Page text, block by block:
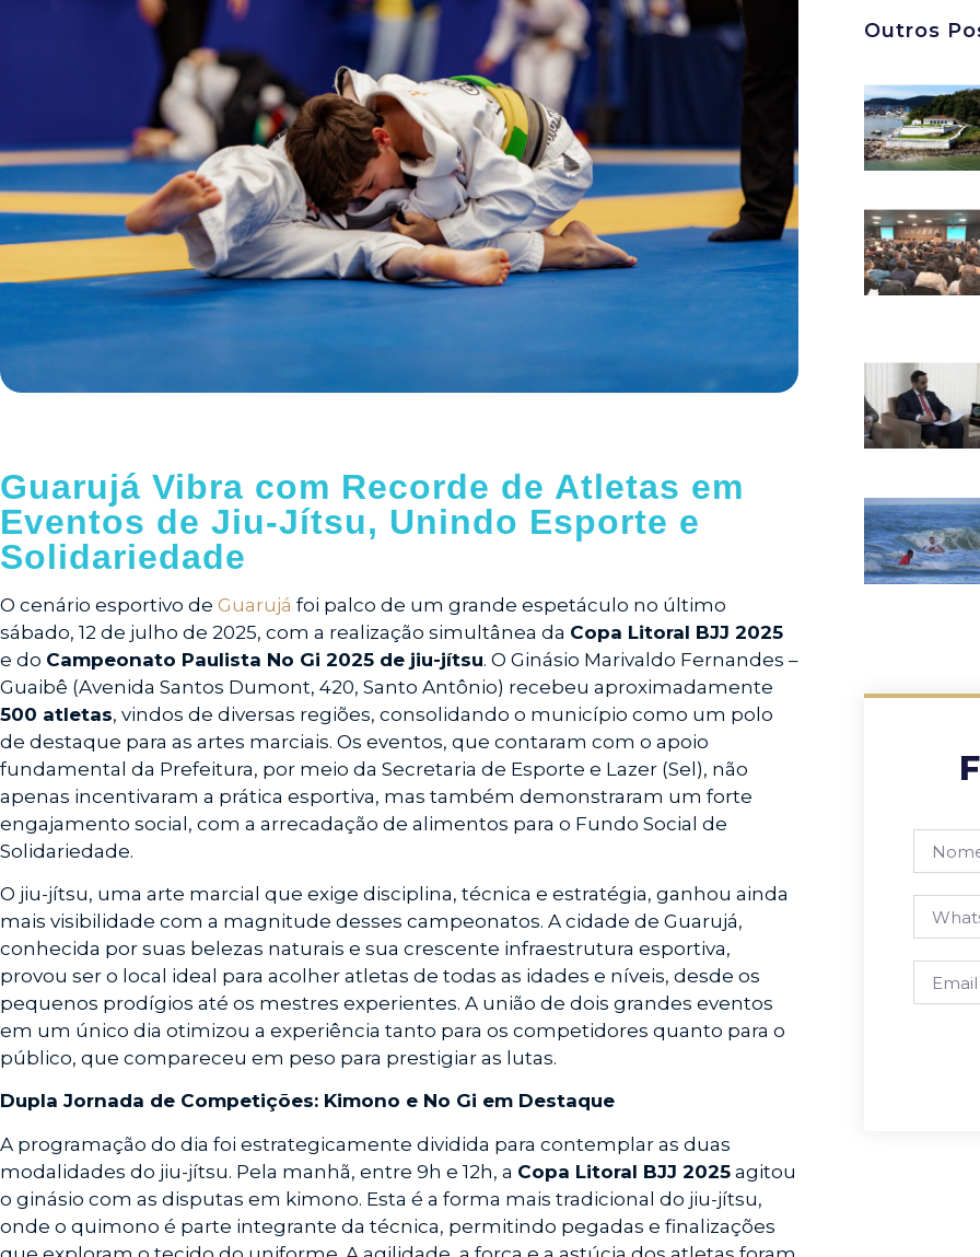
Guarujá Vibra com Recorde de Atletas em
Eventos de Jiu-Jítsu, Unindo Esporte e
Solidariedade
O cenário esportivo de Guarujá foi palco de um grande espetáculo no último
sábado, 12 de julho de 2025, com a realização simultânea da Copa Litoral BJJ 2025
e do Campeonato Paulista No Gi 2025 de jiu-jítsu. O Ginásio Marivaldo Fernandes –
Guaibê (Avenida Santos Dumont, 420, Santo Antônio) recebeu aproximadamente
500 atletas, vindos de diversas regiões, consolidando o município como um polo
de destaque para as artes marciais. Os eventos, que contaram com o apoio
fundamental da Prefeitura, por meio da Secretaria de Esporte e Lazer (Sel), não
apenas incentivaram a prática esportiva, mas também demonstraram um forte
engajamento social, com a arrecadação de alimentos para o Fundo Social de
Solidariedade.
O jiu-jítsu, uma arte marcial que exige disciplina, técnica e estratégia, ganhou ainda
mais visibilidade com a magnitude desses campeonatos. A cidade de Guarujá,
conhecida por suas belezas naturais e sua crescente infraestrutura esportiva,
provou ser o local ideal para acolher atletas de todas as idades e níveis, desde os
pequenos prodígios até os mestres experientes. A união de dois grandes eventos
em um único dia otimizou a experiência tanto para os competidores quanto para o
público, que compareceu em peso para prestigiar as lutas.
Dupla Jornada de Competições: Kimono e No Gi em Destaque
A programação do dia foi estrategicamente dividida para contemplar as duas
modalidades do jiu-jítsu. Pela manhã, entre 9h e 12h, a Copa Litoral BJJ 2025 agitou
o ginásio com as disputas em kimono. Esta é a forma mais tradicional do jiu-jítsu,
onde o quimono é parte integrante da técnica, permitindo pegadas e finalizações
Outros